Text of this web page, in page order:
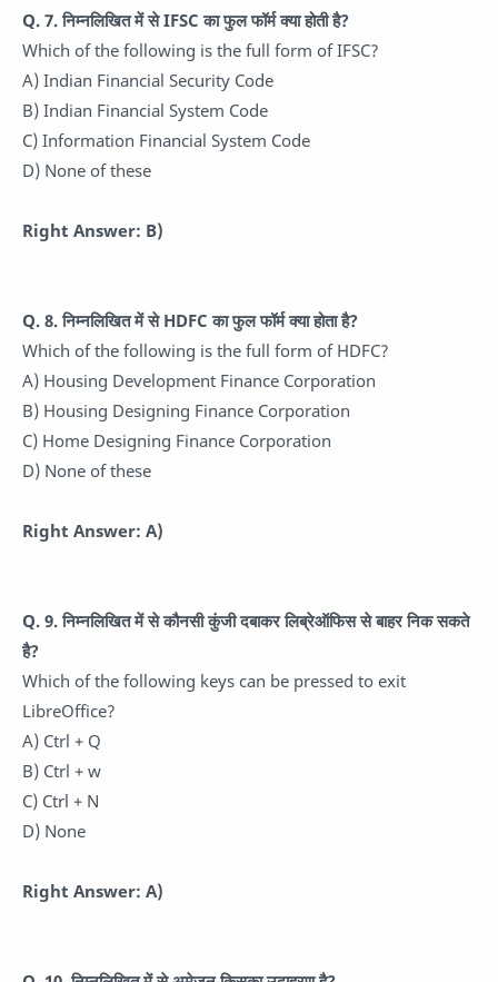
Q. 7. निम्नलिखित में से IFSC का फुल फॉर्म क्या होती है?
Which of the following is the full form of IFSC?
A) Indian Financial Security Code
B) Indian Financial System Code
C) Information Financial System Code
D) None of these
Right Answer: B)
Q. 8. निम्नलिखित में से HDFC का फुल फॉर्म क्या होता है?
Which of the following is the full form of HDFC?
A) Housing Development Finance Corporation
B) Housing Designing Finance Corporation
C) Home Designing Finance Corporation
D) None of these
Right Answer: A)
Q. 9. निम्नलिखित में से कौनसी कुंजी दबाकर लिब्रेऑफिस से बाहर निक सकते
है?
Which of the following keys can be pressed to exit
LibreOffice?
A) Ctrl + Q
B) Ctrl + w
C) Ctrl + N
D) None
Right Answer: A)